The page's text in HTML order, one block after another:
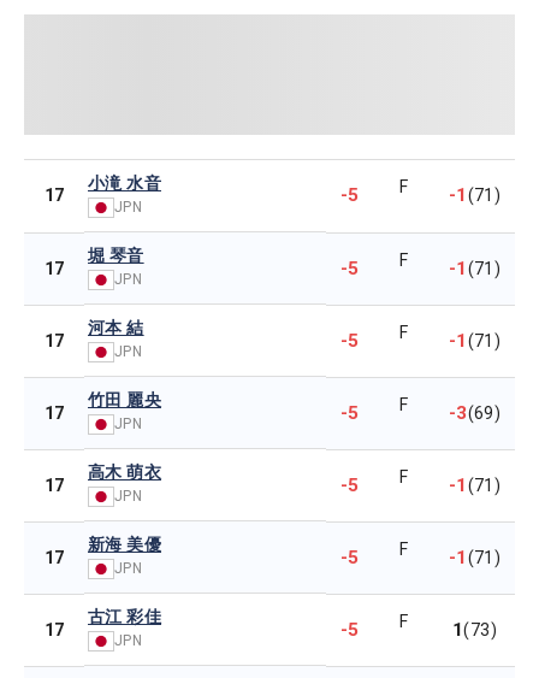
17
小滝 水音
JPN
-5 F -1(71)
17
堀 琴音
JPN -5 F -1(71)
17
河本 結
JPN -5 F -1(71)
17
竹田 麗央
JPN -5 F -3(69)
17
高木 萌衣
JPN -5 F -1(71)
17
新海 美優
JPN -5 F -1(71)
17
古江 彩佳
JPN -5 F 1(73)